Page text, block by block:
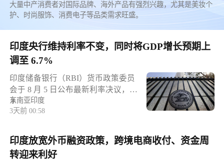
CHWE
AIE
商务合作
加入潮域
大量中产消费者对国际品牌、海外产品有强烈兴趣，尤其是美妆个
护、时尚服饰、消费电子等品类需求旺盛。
印度央行维持利率不变，同时将GDP增长预期上
调至 6.7%
印度储备银行（RBI）货币政策委员
会于 8 月 5 日公布最新利率决议，将
基准回购利率维持 5.25% 不变，货币
政策立场保持 “中性”。本次会议上调
上调至 6.7%，同时把通胀预期从
5.1% 下调至 5%。RBI 行长提示，西
南季风、厄尔尼诺现象、地缘政治紧
东南亚印度
3天前 00:58
印度放宽外币融资政策，跨境电商收付、资金周
转迎来利好